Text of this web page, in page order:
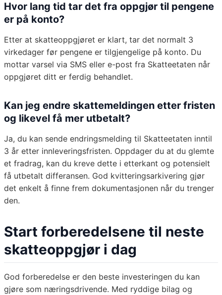
Hvor lang tid tar det fra oppgjør til pengene
er på konto?
Etter at skatteoppgjøret er klart, tar det normalt 3
virkedager før pengene er tilgjengelige på konto. Du
mottar varsel via SMS eller e-post fra Skatteetaten når
oppgjøret ditt er ferdig behandlet.
Kan jeg endre skattemeldingen etter fristen
og likevel få mer utbetalt?
Ja, du kan sende endringsmelding til Skatteetaten inntil
3 år etter innleveringsfristen. Oppdager du at du glemte
et fradrag, kan du kreve dette i etterkant og potensielt
få utbetalt differansen. God kvitteringsarkivering gjør
det enkelt å finne frem dokumentasjonen når du trenger
den.
Start forberedelsene til neste
skatteoppgjør i dag
God forberedelse er den beste investeringen du kan
gjøre som næringsdrivende. Med ryddige bilag og